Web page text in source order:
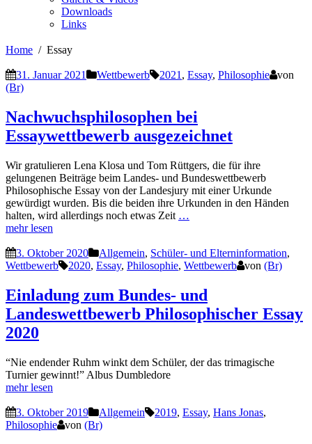
Downloads
Links
Home Essay
31. Januar 2021 Wettbewerb 2021 , Essay, Philosophie
von
(Br)
Nachwuchsphilosophen bei
Essaywettbewerb ausgezeichnet
Wir gratulieren Lena Klosa und Tom Rüttgers, die für ihre
gelungenen Beiträge beim Landes- und Bundeswettbewerb
Philosophische Essay von der Landesjury mit einer Urkunde
gewürdigt wurden. Bis die beiden ihre Urkunden in den Händen
halten, wird allerdings noch etwas Zeit …
mehr lesen
3. Oktober 2020 Allgemein, Schüler- und Elterninformation,
Wettbewerb
2020, Essay, Philosophie, Wettbewerb von (Br)
Einladung zum Bundes- und
Landeswettbewerb Philosophischer Essay
2020
“Nie endender Ruhm winkt dem Schüler, der das trimagische
Turnier gewinnt!” Albus Dumbledore
mehr lesen
3. Oktober 2019 Allgemein 2019, Essay, Hans Jonas,
Philosophie
von (Br)